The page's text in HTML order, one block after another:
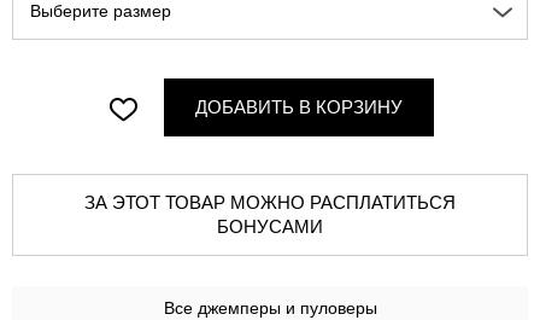
Выберите размер
ДОБАВИТЬ В КОРЗИНУ
ЗА ЭТОТ ТОВАР МОЖНО РАСПЛАТИТЬСЯ
БОНУСАМИ
Все джемперы и пуловеры